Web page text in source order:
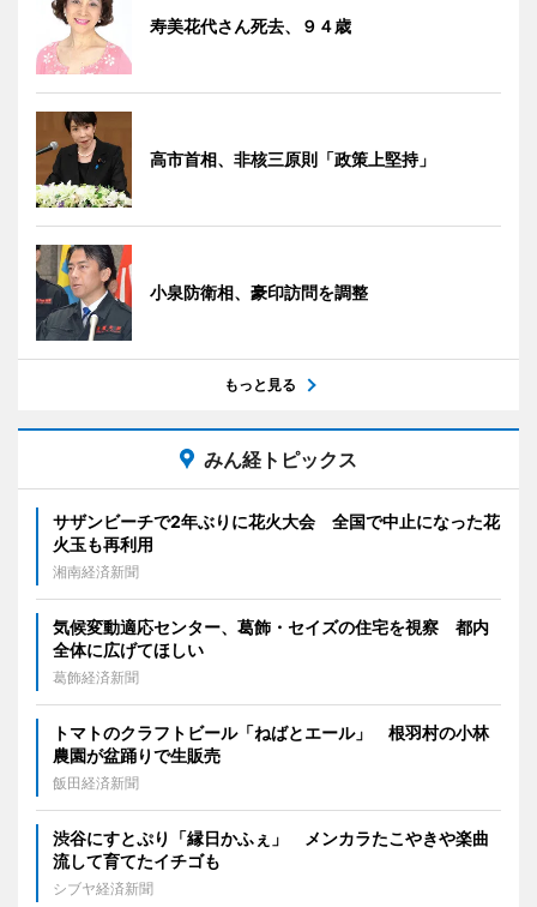
寿美花代さん死去、９４歳
高市首相、非核三原則「政策上堅持」
小泉防衛相、豪印訪問を調整
もっと見る
みん経トピックス
サザンビーチで2年ぶりに花火大会 全国で中止になった花
火玉も再利用
湘南経済新聞
気候変動適応センター、葛飾・セイズの住宅を視察 都内
全体に広げてほしい
葛飾経済新聞
トマトのクラフトビール「ねばとエール」 根羽村の小林
農園が盆踊りで生販売
飯田経済新聞
渋谷にすとぷり「縁日かふぇ」 メンカラたこやきや楽曲
流して育てたイチゴも
シブヤ経済新聞